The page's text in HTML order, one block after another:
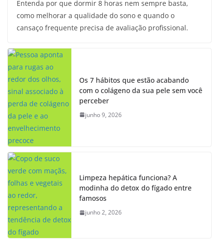
Entenda por que dormir 8 horas nem sempre basta,
como melhorar a qualidade do sono e quando o
cansaço frequente precisa de avaliação profissional.
Os 7 hábitos que estão acabando
com o colágeno da sua pele sem você
perceber
junho 9, 2026
Limpeza hepática funciona? A
modinha do detox do fígado entre
famosos
junho 2, 2026